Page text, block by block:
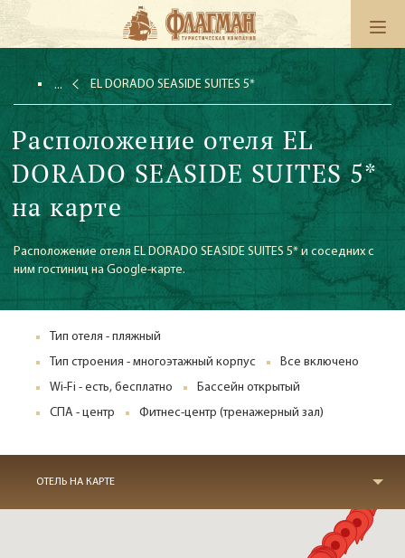
EL DORADO SEASIDE SUITES 5*
Расположение отеля EL
DORADO SEASIDE SUITES 5*
на карте
Расположение отеля EL DORADO SEASIDE SUITES 5* и соседних с
ним гостиниц на Google-карте.
Тип отеля - пляжный
Тип строения - многоэтажный корпус
Все включено
Wi-Fi - есть, бесплатно
Бассейн открытый
СПА - центр
Фитнес-центр (тренажерный зал)
ОТЕЛЬ НА КАРТЕ